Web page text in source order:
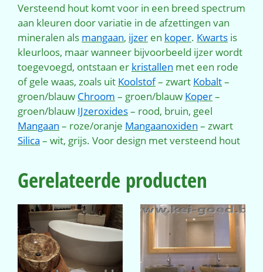
Versteend hout komt voor in een breed spectrum
aan kleuren door variatie in de afzettingen van
mineralen als mangaan, ijzer en koper. Kwarts is
kleurloos, maar wanneer bijvoorbeeld ijzer wordt
toegevoegd, ontstaan er kristallen met een rode
of gele waas, zoals uit Koolstof– zwart Kobalt–
groen/blauw Chroom – groen/blauw Koper–
groen/blauw IJzeroxides– rood, bruin, geel
Mangaan – roze/oranje Mangaanoxiden – zwart
Silica – wit, grijs. Voor design met versteend hout
Gerelateerde producten